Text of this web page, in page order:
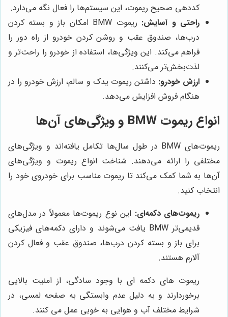
کددهی صحیح ریموت، این سیستم‌ها را فعال نگه می‌دارد.
راحتی و آسایش:
ریموت BMW امکان باز و بسته کردن
درب‌ها، صندوق عقب و روشن کردن خودرو از راه دور را
فراهم می‌کند. این ویژگی‌ها، استفاده از خودرو را راحت‌تر و
لذت‌بخش‌تر می‌کنند.
ارزش خودرو: داشتن ریموت یدک و سالم، ارزش خودرو را در
هنگام فروش افزایش می‌دهد.
انواع ریموت BMW و ویژگی‌های آن‌ها
ریموت‌های BMW در طول سال‌ها تکامل یافته‌اند و ویژگی‌های
مختلفی را ارائه می‌دهند. شناخت انواع ریموت و ویژگی‌های
آن‌ها به شما کمک می‌کند تا ریموت مناسب برای خودروی خود را
انتخاب کنید.
ریموت‌های دکمه‌ای: این نوع ریموت‌ها معمولاً در مدل‌های
قدیمی‌تر BMW یافت می‌شوند و دارای دکمه‌های فیزیکی
برای باز و بسته کردن درب‌ها، صندوق عقب و فعال کردن
آلارم هستند.
ریموت های دکمه ای با وجود سادگی، از امنیت بالایی
برخوردارند و به دلیل عدم وابستگی به صفحه لمسی، در
شرایط مختلف آب و هوایی به خوبی عمل می کنند.